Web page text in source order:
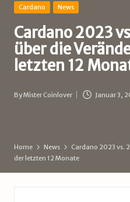
o
i
n
-
B
e
Posted
Cardano News
Cardano 2023
über die
letzten 12
Posted
ByMister Coinlover Januar 3,
Home News
Cardano 2023 vs.
der letzten 12 Monate